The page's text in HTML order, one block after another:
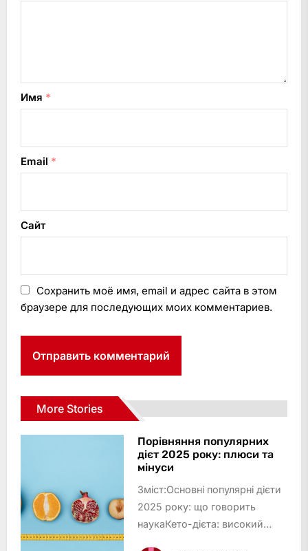
Имя *
Email *
Сайт
Сохранить моё имя, email и адрес сайта в этом
браузере для последующих моих комментариев.
More Stories
Порівняння популярних
дієт 2025 року: плюси та
мінуси
Зміст:Основні популярні дієти
2025 року: що говорить
наукаКето-дієта: високий